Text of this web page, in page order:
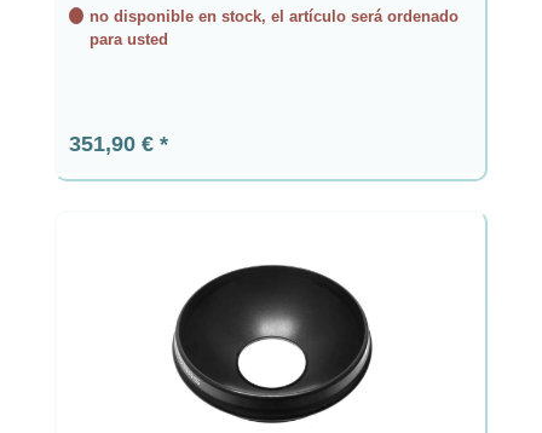
no disponible en stock, el artículo será ordenado
para usted
Precio normal:
351,90 €